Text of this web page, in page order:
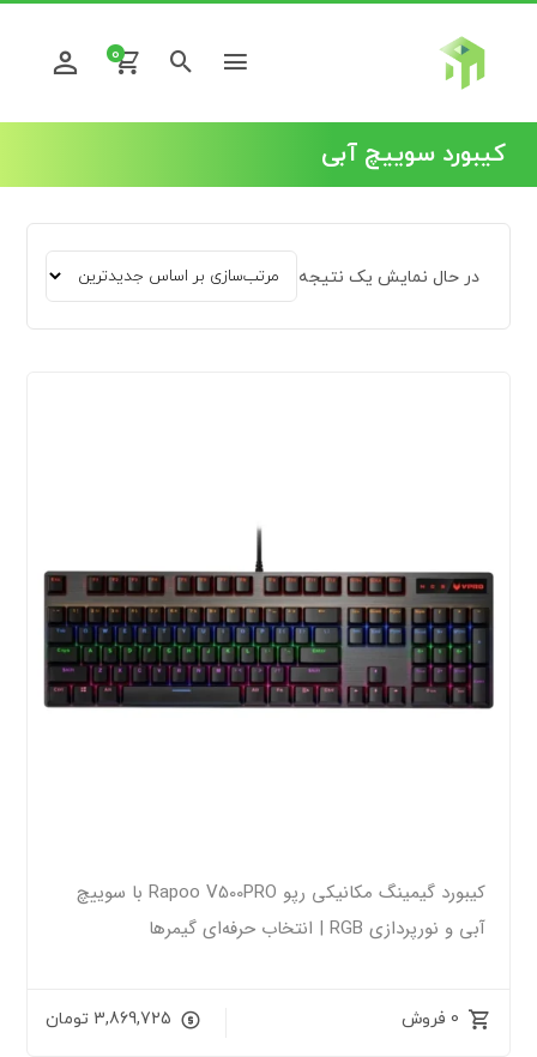
0
کیبورد سوییچ آبی
در حال نمایش یک نتیجه
کیبورد گیمینگ مکانیکی رپو Rapoo V500PRO با سوییچ
آبی و نورپردازی RGB | انتخاب حرفه‌ای گیمرها
0 فروش 3,869,725 تومان